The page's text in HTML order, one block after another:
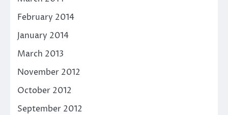
February 2014
January 2014
March 2013
November 2012
October 2012
September 2012